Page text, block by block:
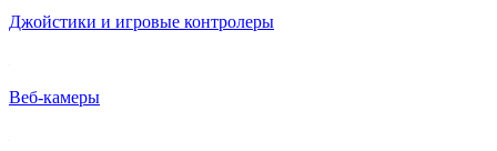
Джойстики и игровые контролеры
Веб-камеры